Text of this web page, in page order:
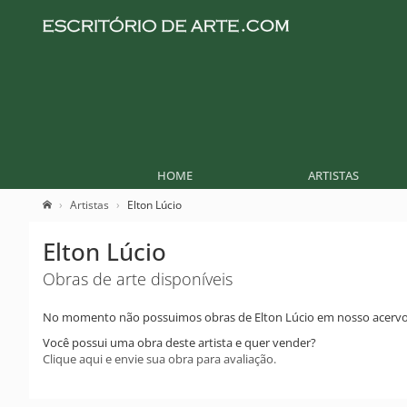
HOME ARTISTAS
Artistas Elton Lúcio
Elton Lúcio
Obras de arte disponíveis
No momento não possuimos obras de Elton Lúcio em nosso
Você possui uma obra deste artista e quer vender?
Clique aqui e envie sua obra para avaliação.